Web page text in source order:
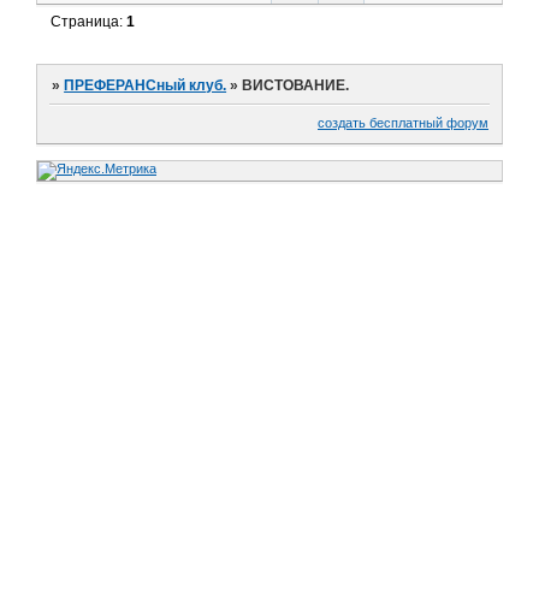
Страница:1
»ПРЕФЕРАНСный клуб. »ВИСТОВАНИЕ.
создать бесплатный форум